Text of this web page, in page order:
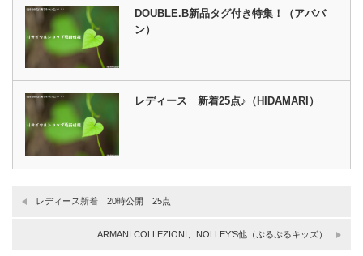
DOUBLE.B新品タグ付き特集！（アババ
ン）
レディース 新着25点♪（HIDAMARI）
レディース新着 20時公開 25点
ARMANI COLLEZIONI、NOLLEY’S他（ぷるぷるキッズ）